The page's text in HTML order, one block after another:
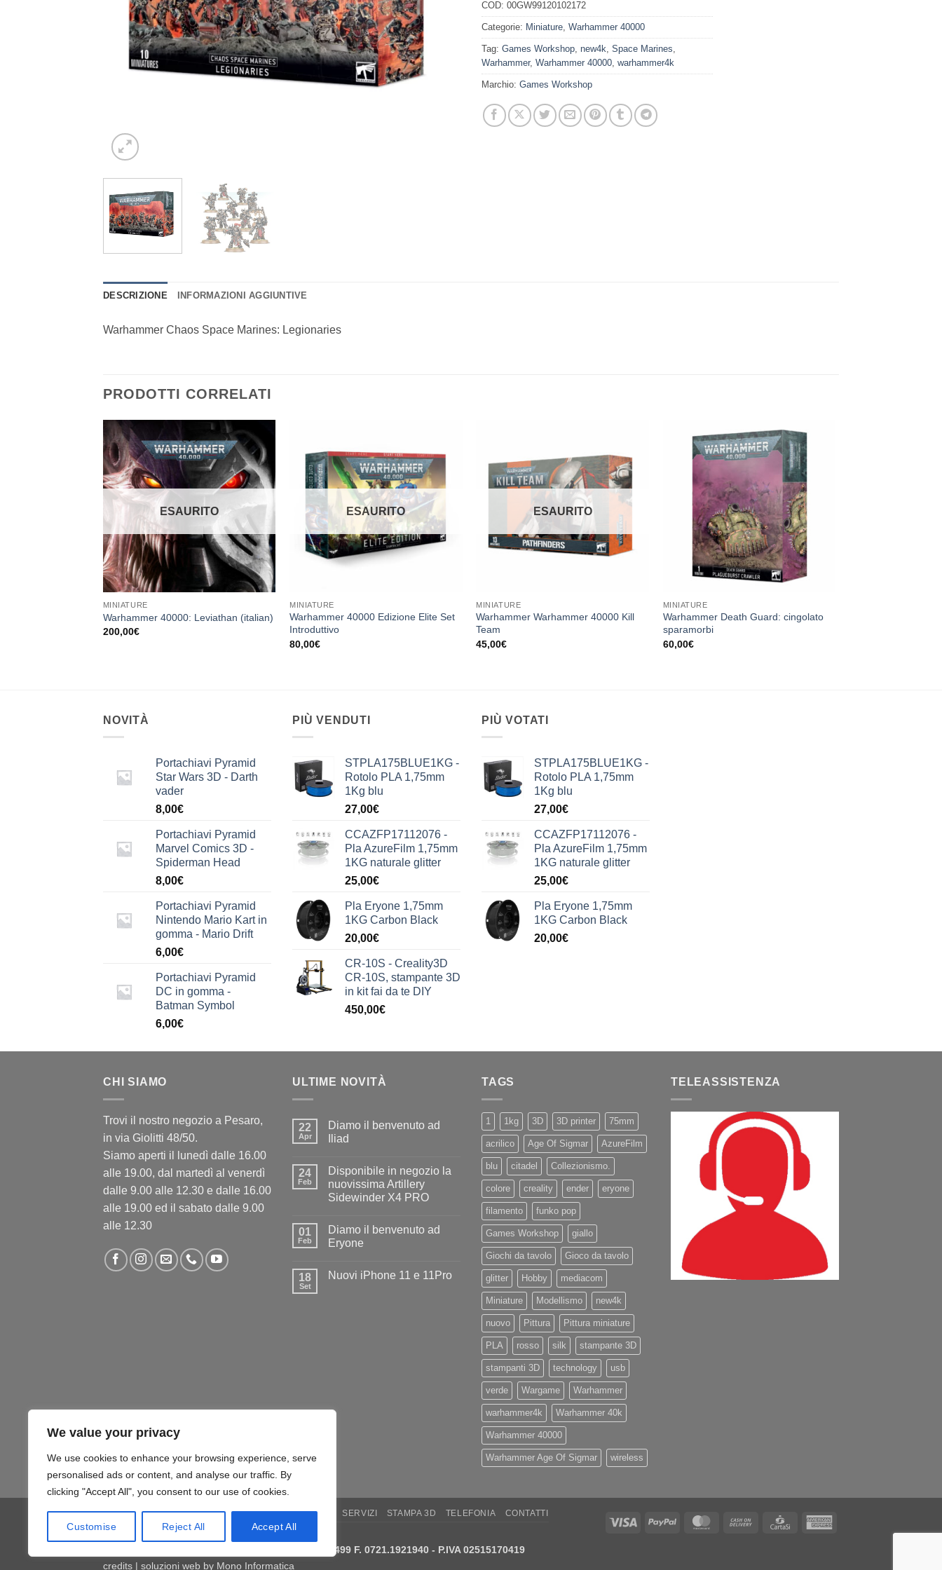
We value your privacy
We use cookies to enhance your browsing experience, serve
personalised ads or content, and analyse our traffic. By
clicking "Accept All", you consent to our use of cookies.
Customise Reject All Accept All
COD: 00GW99120102172
Categorie: Miniature Warhammer 40000
Tag: Games Workshop new4k Space Marines
Warhammer, Warhammer 40000 warhammer4k
Marchio: Games Workshop
DESCRIZIONE INFORMAZIONI AGGIUNTIVE
Warhammer Chaos Space Marines: Legionaries
PRODOTTI CORRELATI
Aggiungi
alla lista
dei
desideri
ESAURITO
MINIATURE
Warhammer 40000: Leviathan (italian)
200,00€
Aggiungi
alla lista
dei
desideri
ESAURITO
MINIATURE
Warhammer 40000 Edizione Elite Set
Introduttivo
80,00€
Aggiungi
alla lista
dei
desideri
ESAURITO
MINIATURE
Warhammer Warhammer 40000 Kill
Team
45,00€
Aggiungi
alla lista
dei
desideri
MINIATURE
Warhammer Death Guard: cingolato
sparamorbi
60,00€
NOVITÀ
Portachiavi Pyramid
Star Wars 3D - Darth
vader
8,00€
Portachiavi Pyramid
Marvel Comics 3D -
Spiderman Head
8,00€
Portachiavi Pyramid
Nintendo Mario Kart in
gomma - Mario Drift
6,00€
Portachiavi Pyramid
DC in gomma -
Batman Symbol
6,00€
PIÙ VENDUTI
STPLA175BLUE1KG -
Rotolo PLA 1,75mm
1Kg blu
27,00€
CCAZFP17112076 -
Pla AzureFilm 1,75mm
1KG naturale glitter
25,00€
Pla Eryone 1,75mm
1KG Carbon Black
20,00€
CR-10S - Creality3D
CR-10S, stampante 3D
in kit fai da te DIY
450,00€
PIÙ VOTATI
STPLA175BLUE1KG -
Rotolo PLA 1,75mm
1Kg blu
27,00€
CCAZFP17112076 -
Pla AzureFilm 1,75mm
1KG naturale glitter
25,00€
Pla Eryone 1,75mm
1KG Carbon Black
20,00€
CHI SIAMO
Trovi il nostro negozio a Pesaro,
in via Giolitti 48/50.
Siamo aperti il lunedì dalle 16.00
alle 19.00, dal martedì al venerdì
dalle 9.00 alle 12.30 e dalle 16.00
alle 19.00 ed il sabato dalle 9.00
alle 12.30
ULTIME NOVITÀ
22
Apr
Diamo il benvenuto ad
Iliad
su
Diamo
il
benvenuto
24
Feb
Disponibile in negozio la
nuovissima Artillery
Sidewinder X4 PRO
su
Disponibile
in
nuovissima
01
Feb
Diamo il benvenuto ad
Eryone
su
18
Set
Nuovi iPhone 11 e 11Pro
TAGS
1 1kg 3D 3D printer 75mm
acrilico Age Of Sigmar AzureFilm
blu citadel Collezionismo.
colore creality ender eryone
filamento funko pop
Games Workshop giallo
Giochi da tavolo Gioco da tavolo
glitter Hobby mediacom
Miniature Modellismo new4k
nuovo Pittura Pittura miniature
PLA rosso silk stampante 3D
stampanti 3D technology usb
verde Wargame Warhammer
warhammer4k Warhammer 40k
Warhammer 40000
Warhammer Age Of Sigmar wireless
TELEASSISTENZA
Visa PayPal MasterCardCash
CartaSi
COMPUTER – TABLET – SMARTPHONE SOFTWARE SERVIZI STAMPA 3D TELEFONIA CONTATTI
Copyright 2026 ©Mono Informatica S.r.l.c.r.
Via Giolitti, 48/50 - 61122 Pesaro (PU) T. 0721.414499 F. 0721.1921940 - P.IVA 02515170419
credits | soluzioni web by Mono Informatica